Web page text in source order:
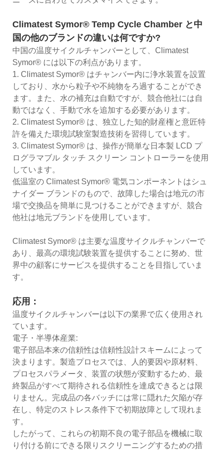
Climatest Symor® Temp Cycle Chamber と中
国の他のブランドの違いは何ですか?
中国の温度サイクルチャンバーとして、Climatest
Symor® には以下の利点があります。
1. Climatest Symor® はチャンバー内に浄水装置を設置
しており、水から粒子や不純物をろ過することができ
ます。また、水の補充は自動ですが、競合他社には自
動ではなく、手動で水を追加する必要があります。
2. Climatest Symor® は、独立した知的財産権と意匠特
許を備えた環境試験室製造技術を習得しています。
3. Climatest Symor® は、操作が簡単な日本製 LCD プ
ログラマブル タッチ スクリーン コントローラーを使用
しています。
低温室の Climatest Symor® 電気コンポーネントはシュ
ナイダー ブランドのもので、故障した場合は地元の市
場で交換品を簡単に見つけることができますが、競合
他社は地元ブランドを使用しています。
Climatest Symor® は主要な温度サイクルチャンバーで
あり、最高の環境試験装置を提供することに努め、世
界中の顧客にサービスを提供することを目指していま
す。
応用：
温度サイクルチャンバーは以下の業界で広く使用され
ています。
電子・半導体産業:
電子部品本来の信頼性は信頼性設計スキームによって
決まります。製造プロセスでは、人的要因や原材料、
プロセスパラメータ、装置の状態が変動するため、最
終製品がすべて期待される信頼性を達成できるとは限
りません。完成品の各バッチには常に隠れた欠陥が存
在し、特定のストレス条件下で初期故障として現れま
す。
したがって、これらの初期不良の電子部品を機械に取
り付ける前にできる限りスクリーニングするための措